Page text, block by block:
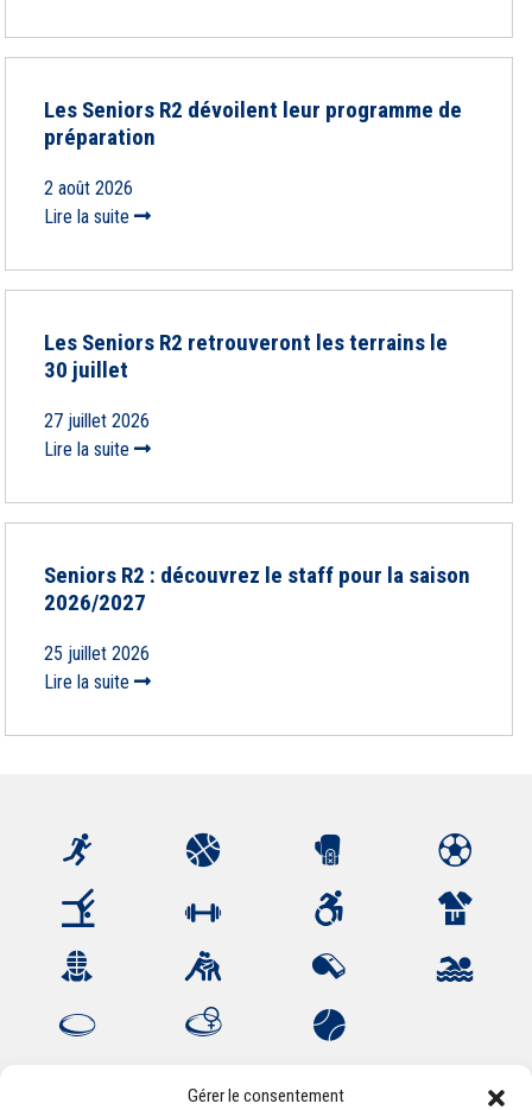
Gérer le consentement
Les Seniors R2 dévoilent leur programme de
préparation
2 août 2026
Lire la suite
Les Seniors R2 retrouveront les terrains le
30 juillet
27 juillet 2026
Lire la suite
Seniors R2 : découvrez le staff pour la saison
2026/2027
25 juillet 2026
Lire la suite